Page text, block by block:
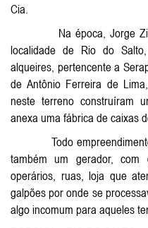
Cia.
Na época, Jorge
localidade de Rio do
alqueires, pertencente a
de Antônio Ferreira de
neste terreno construíram
anexa uma fábrica de caixas
Todo empreendimento
também um gerador,
operários, ruas, loja que
galpões por onde se
algo incomum para aqueles